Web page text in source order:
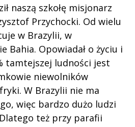
naszą szkołę misjonarz
Przychocki. Od wielu
w Brazylii, w
Bahia. Opowiadał o życiu i
tamtejszej ludności jest
niewolników
W Brazylii nie ma
więc bardzo dużo ludzi
też przy parafii